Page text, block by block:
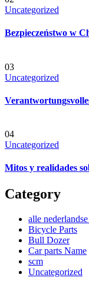
Uncategorized
Bezpieczeństwo w
03
Uncategorized
04
Uncategorized
Mitos y realidades
Category
alle
Bicycle Parts
Bull Dozer
Car parts Name
scm
Uncategorized